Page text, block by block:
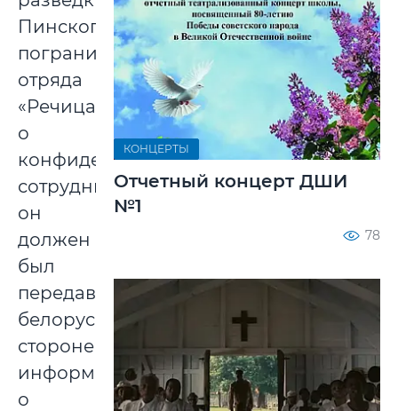
Пинского
пограничного
отряда
«Речица»
о
конфиденциальном
сотрудничестве:
он
должен
был
передавать
белорусской
стороне
информацию
о
КОНЦЕРТЫ
Отчетный концерт ДШИ
№1
78